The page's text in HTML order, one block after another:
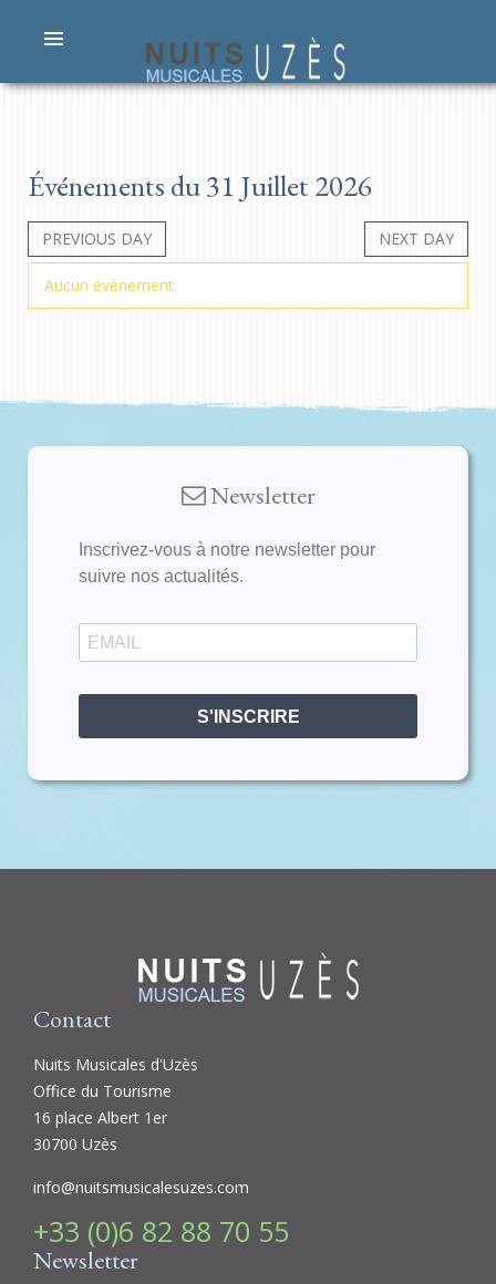
Événements du 31 Juillet 2026
PREVIOUS DAY NEXT DAY
Aucun événement
Newsletter
Inscrivez-vous à notre newsletter pour
suivre nos actualités.
S'INSCRIRE
Contact
Nuits Musicales d'Uzès
Office du Tourisme
16 place Albert 1er
30700 Uzès
info@nuitsmusicalesuzes.com
+33 (0)6 82 88 70 55
Newsletter